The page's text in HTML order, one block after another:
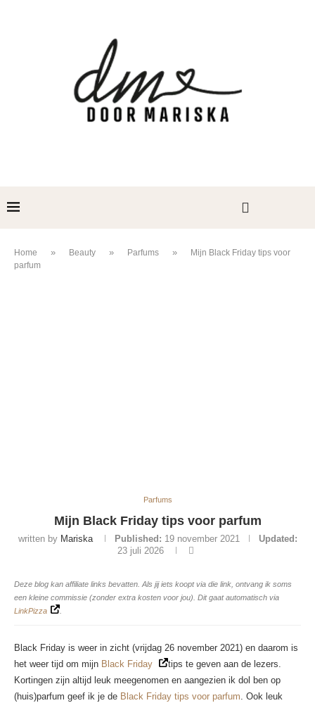
Home » Beauty » Parfums »
Mijn Black Friday tips voor
parfum
Parfums
Mijn Black Friday tips voor parfum
written by Mariska Published: 19 november 2021
Updated:
23 juli 2026
Deze blog kan affiliate links bevatten. Als jij iets koopt via die link, ontvang ik soms
een kleine commissie (zonder extra kosten voor jou). Dit gaat automatisch via
LinkPizza
Black Friday is weer in zicht (vrijdag 26 november 2021) en daarom is
het weer tijd om mijn Black Friday
tips te geven aan de lezers.
Kortingen zijn altijd leuk meegenomen en aangezien ik dol ben op
(huis)parfum geef ik je de Black Friday tips voor parfum. Ook leuk